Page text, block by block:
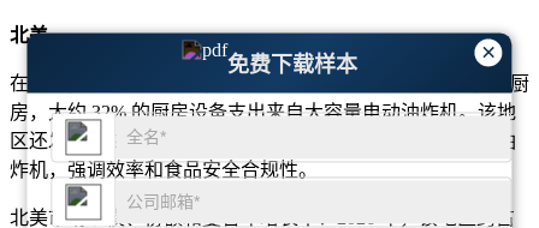
×
免费下载样本
北美
在北美，商用电动油炸机市场受益于大量快餐连锁店和机构厨
房，大约 32% 的厨房设备支出来自大容量电动油炸机。该地
区还发现约 29% 的运营商升级为配备油过滤和远程监控的油
炸机，强调效率和食品安全合规性。
北美市场规模、份额和复合年增长率：2026 年，该地区约占